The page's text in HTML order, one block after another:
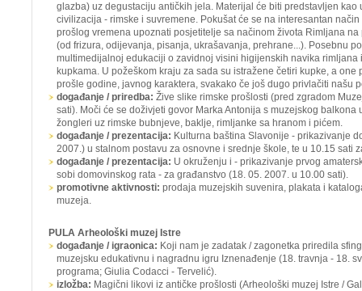
glazba) uz degustaciju antičkih jela. Materijal će biti predstavljen kao
civilizacija - rimske i suvremene. Pokušat će se na interesantan
prošlog vremena upoznati posjetitelje sa načinom života Rimljana
(od frizura, odijevanja, pisanja, ukrašavanja, prehrane...). Posebnu
multimedijalnoj edukaciji o zavidnoj visini higijenskih navika rimljana
kupkama. U požeškom kraju za sada su istražene četiri kupke, a one
prošle godine, javnog karaktera, svakako če još dugo privlačiti našu
događanje / priredba: Žive slike rimske prošlosti (pred zgradom
sati). Moči će se doživjeti govor Marka Antonija s muzejskog balkona
žongleri uz rimske bubnjeve, baklje, rimljanke sa hranom i pićem.
događanje / prezentacija: Kulturna baština Slavonije - prikazivanje
2007.) u stalnom postavu za osnovne i srednje škole, te u 10.15 sati
događanje / prezentacija: U okruženju i - prikazivanje prvog
sobi domovinskog rata - za građanstvo (18. 05. 2007. u 10.00 sati).
promotivne aktivnosti: prodaja muzejskih suvenira, plakata i
muzeja.
PULA Arheološki muzej Istre
događanje / igraonica: Koji nam je zadatak / zagonetka priredila
muzejsku edukativnu i nagradnu igru Iznenađenje (18. travnja - 18.
programa; Giulia Codacci - Tervelić).
izložba: Magični likovi iz antičke prošlosti (Arheološki muzej Istre /